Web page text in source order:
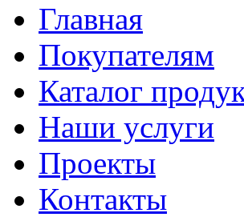
Главная
Покупателям
Каталог
Наши услуги
Проекты
Контакты